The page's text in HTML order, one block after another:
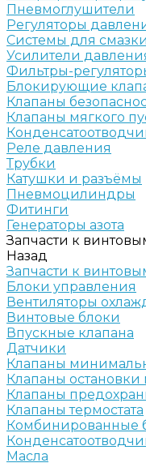
Пневмоглушители
Регуляторы
Системы для
Усилители
Фильтры-
Блокирующие
Клапаны
Клапаны мягкого
Реле давления
Трубки
Катушки и разъёмы
Пневмоцилиндры
Фитинги
Генераторы азота
Запчасти к
Назад
Запчасти к
Блоки управления
Вентиляторы
Винтовые блоки
Впускные клапана
Датчики
Клапаны
Клапаны остановки
Клапаны
Клапаны термостата
Комбинированные
Масла